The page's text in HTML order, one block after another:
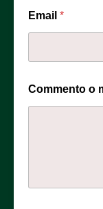
Email *
Commento o